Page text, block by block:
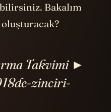
Bakalım
Takvimi ►
zinciri-